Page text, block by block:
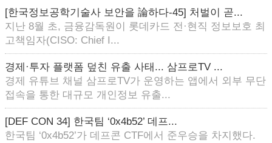
[한국정보공학기술사 보안을 論하다-45] 처벌이 곧...
지난 8월 초, 금융감독원이 롯데카드 전·현직 정보보호 최
고책임자(CISO: Chief I...
경제·투자 플랫폼 덮친 유출 사태... 삼프로TV ...
경제 유튜브 채널 삼프로TV가 운영하는 앱에서 외부 무단
접속을 통한 대규모 개인정보 유출...
[DEF CON 34] 한국팀 ‘0x4b52’ 데프...
한국팀 ‘0x4b52’가 데프콘 CTF에서 준우승을 차지했다.